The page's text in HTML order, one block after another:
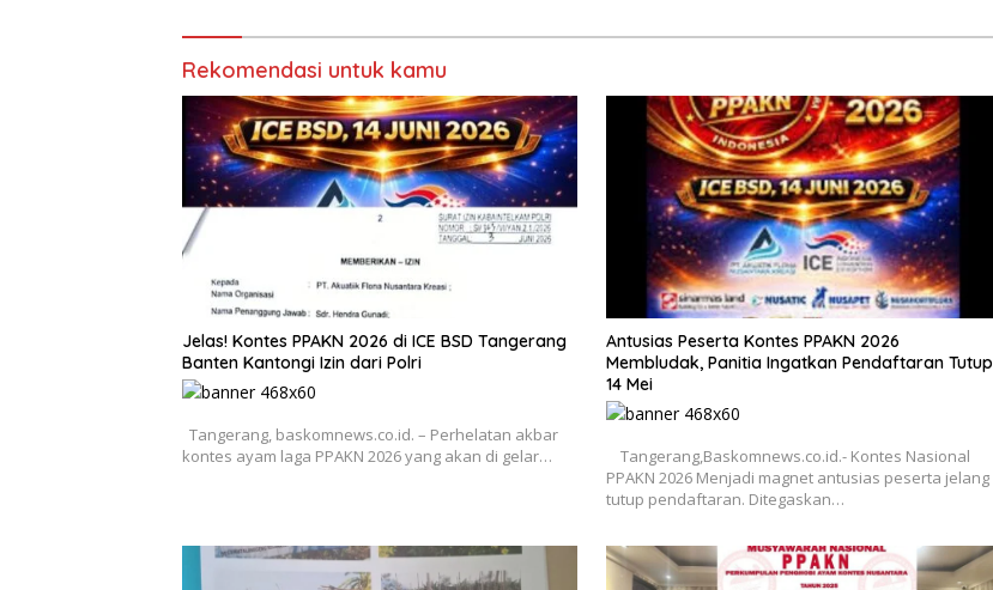
Rekomendasi untuk kamu
Jelas! Kontes PPAKN 2026 di ICE BSD Tangerang
Banten Kantongi Izin dari Polri
Tangerang, baskomnews.co.id. – Perhelatan akbar
kontes ayam laga PPAKN 2026 yang akan di gelar…
Antusias Peserta Kontes PPAKN 2026
Membludak, Panitia Ingatkan Pendaftaran Tutup
14 Mei
Tangerang,Baskomnews.co.id.- Kontes Nasional
PPAKN 2026 Menjadi magnet antusias peserta jelang
tutup pendaftaran. Ditegaskan…